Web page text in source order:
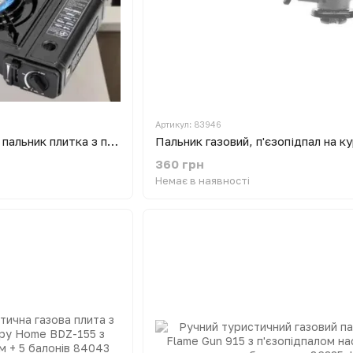
Туристичний газовий пальник плитка з п'єзопідпалом + кейс Happy Home BDZ-155A
Артикул: 83946
360 грн
Немає в наявності